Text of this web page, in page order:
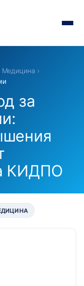
Медицина ›
за
КИДПО